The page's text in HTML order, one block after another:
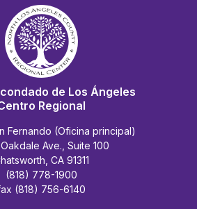
de Los Ángeles
Regional
Fernando (Oficina principal)
Ave., Suite 100
CA 91311
(818) 778-1900
(818) 756-6140